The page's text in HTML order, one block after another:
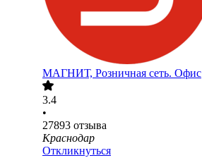
МАГНИТ, Розничная сеть. Офис
3.4
•
27893 отзыва
Краснодар
Откликнуться